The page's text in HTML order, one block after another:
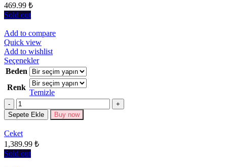
469.99 ₺
Sold out
Add to compare
Quick view
Add to wishlist
SeçeneklerBu
ürünün
birden
fazla
varyasyonu
Seçenekler
seçilebilir
Beden
Renk
Temizle
Miktar
Sepete Ekle Buy now
Ceket
1,389.99 ₺
Sold out